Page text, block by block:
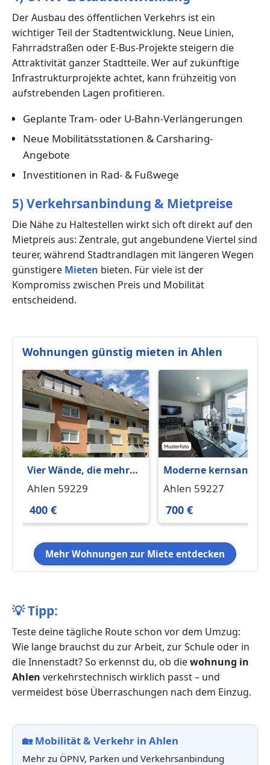
Der Ausbau des öffentlichen Verkehrs ist ein
wichtiger Teil der Stadtentwicklung. Neue Linien,
Fahrradstraßen oder E-Bus-Projekte steigern die
Attraktivität ganzer Stadtteile. Wer auf zukünftige
Infrastrukturprojekte achtet, kann frühzeitig von
aufstrebenden Lagen profitieren.
Geplante Tram- oder U-Bahn-Verlängerungen
Neue Mobilitätsstationen & Carsharing-
Angebote
Investitionen in Rad- & Fußwege
5) Verkehrsanbindung & Mietpreise
Die Nähe zu Haltestellen wirkt sich oft direkt auf den
Mietpreis aus: Zentrale, gut angebundene Viertel sind
teurer, während Stadtrandlagen mit längeren Wegen
günstigere Mieten bieten. Für viele ist der
Kompromiss zwischen Preis und Mobilität
entscheidend.
Wohnungen günstig mieten in Ahlen
Vier Wände, die mehr
können als nur gut
Ahlen 59229
400 €
Moderne kernsanierte
3,5-Zimmer-Wohnung
Ahlen 59227
700 €
Mehr Wohnungen zur Miete entdecken
💡Tipp:
Teste deine tägliche Route schon vor dem Umzug:
Wie lange brauchst du zur Arbeit, zur Schule oder in
die Innenstadt? So erkennst du, ob diewohnung in
Ahlen verkehrstechnisch wirklich passt – und
vermeidest böse Überraschungen nach dem Einzug.
🏡Mobilität & Verkehr in Ahlen
Mehr zu ÖPNV, Parken und Verkehrsanbindung